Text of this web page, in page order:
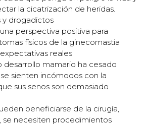
la cicatrización de heridas.
y drogadictos
perspectiva positiva para
físicos de la ginecomastia
reales
desarrollo mamario ha cesado
sienten incómodos con la
sus senos son demasiado
beneficiarse de la cirugía,
se necesiten procedimientos